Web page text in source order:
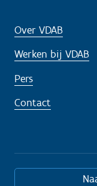
Over VDAB
Werken bij VDAB
Pers
Contact